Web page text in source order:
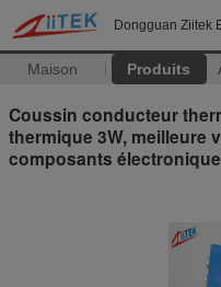
Dongguan Ziitek
Maison Produits
Coussin conducteur
thermique 3W, meilleure
composants